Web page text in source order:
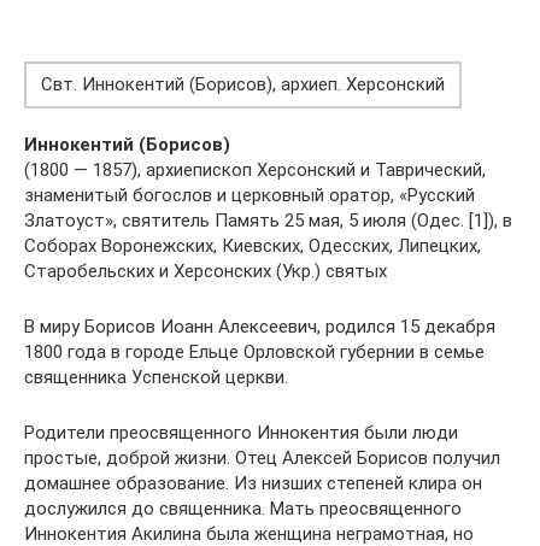
Свт. Иннокентий (Борисов), архиеп. Херсонский
Иннокентий (Борисов)
(1800 — 1857), архиепископ Херсонский и Таврический,
знаменитый богослов и церковный оратор, «Русский
Златоуст», святитель Память 25 мая, 5 июля (Одес. [1]), в
Соборах Воронежских, Киевских, Одесских, Липецких,
Старобельских и Херсонских (Укр.) святых
В миру Борисов Иоанн Алексеевич, родился 15 декабря
1800 года в городе Ельце Орловской губернии в семье
священника Успенской церкви.
Родители преосвященного Иннокентия были люди
простые, доброй жизни. Отец Алексей Борисов получил
домашнее образование. Из низших степеней клира он
дослужился до священника. Мать преосвященного
Иннокентия Акилина была женщина неграмотная, но